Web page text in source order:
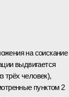
на соискание
выдвигается
трёх человек),
пунктом 2